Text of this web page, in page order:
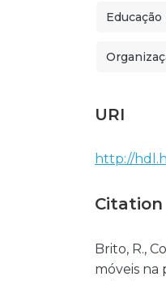
URI
http://
Citation
Brito, R.,
móveis na